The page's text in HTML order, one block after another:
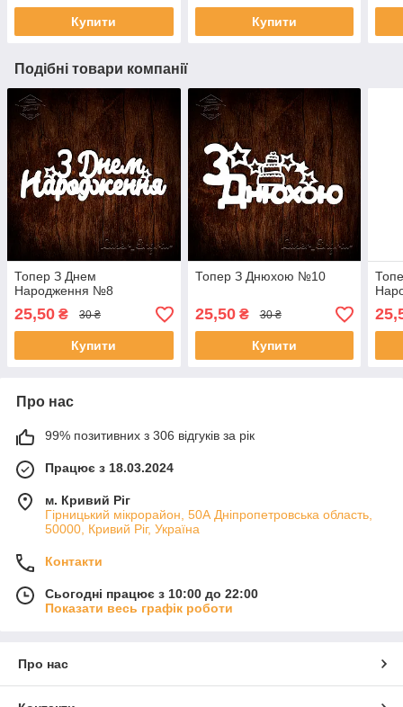
Купити Купити
Подібні товари компанії
Топер З Днем
Народження №8
25,50 ₴ 30 ₴
Купити
Топер З Днюхою №10
25,50₴ 30 ₴
Купити
Про нас
99% позитивних з 306 відгуків за рік
Працює з 18.03.2024
м. Кривий Ріг
Гірницький мікрорайон, 50А Дніпропетровська область,
50000, Кривий Ріг, Україна
Контакти
Сьогодні працює з 10:00 до 22:00
Показати весь графік роботи
Про нас